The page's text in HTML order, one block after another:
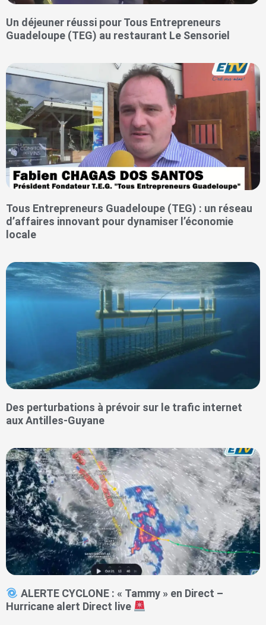
Un déjeuner réussi pour Tous Entrepreneurs
Guadeloupe (TEG) au restaurant Le Sensoriel
Tous Entrepreneurs Guadeloupe (TEG) : un réseau
d’affaires innovant pour dynamiser l’économie
locale
Des perturbations à prévoir sur le trafic internet
aux Antilles-Guyane
ALERTE CYCLONE : « Tammy » en Direct –
Hurricane alert Direct live